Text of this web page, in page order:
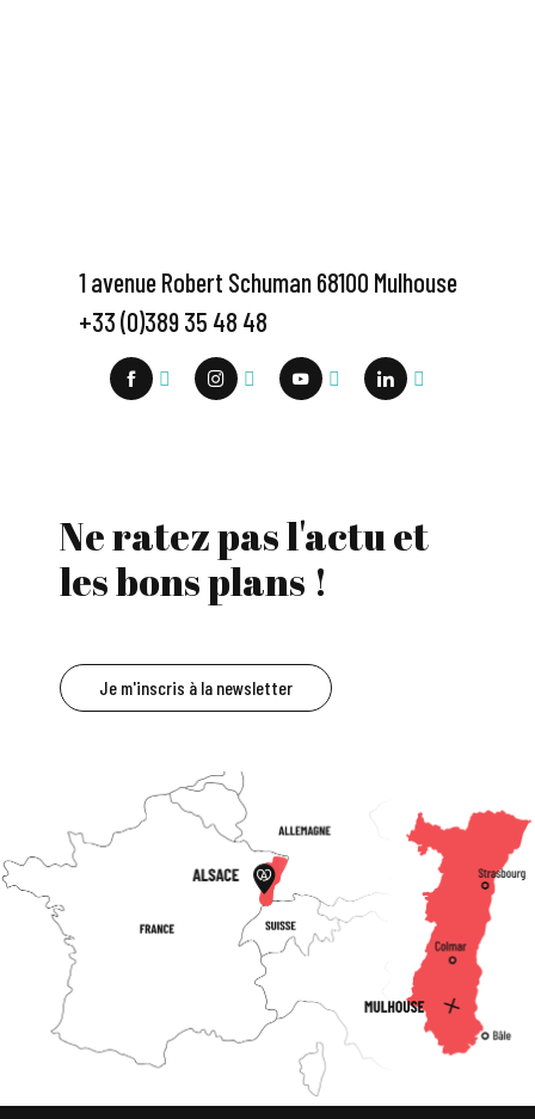
1 avenue Robert Schuman 68100 Mulhouse
+33 (0)389 35 48 48
Ne ratez pas l'actu et
les bons plans !
Je m'inscris à la newsletter